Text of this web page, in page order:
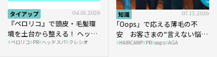
タイアップ 04.01.2026
『ペロリコ』で頭皮・毛髪環
境を土台から整える！ ヘッド
スパ比率1.5倍アップの秘策を
ペロリコ PR ヘッドスパ クレシオ
知識 07.13.2026
｢Oops」で応える薄毛の不
安 お客さまの“言えない悩
み”にどう向き合う？ ＃01
HAIRCAMP PR oops AGA